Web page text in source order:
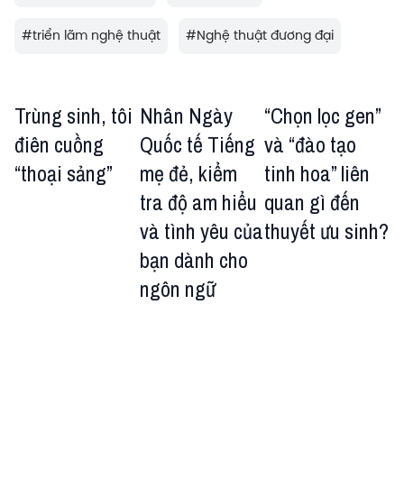
#triển lãm nghệ thuật #Nghệ thuật đương đại
Trùng sinh, tôi
điên cuồng
“thoại sảng”
Nhân Ngày
Quốc tế Tiếng
mẹ đẻ, kiểm
tra độ am hiểu
và tình yêu của
bạn dành cho
ngôn ngữ
“Chọn lọc gen”
và “đào tạo
tinh hoa” liên
quan gì đến
thuyết ưu sinh?